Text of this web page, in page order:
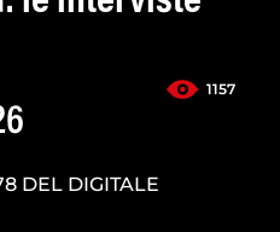
1157
DEL DIGITALE